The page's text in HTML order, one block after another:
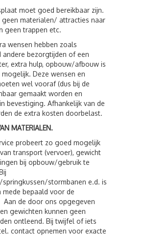
moet goed bereikbaar zijn.
geen materialen/ attracties naar
geen trappen etc.
wensen hebben zoals
andere bezorgtijden of een
extra hulp, opbouw/afbouw is
Deze wensen en
wel vooraf (dus bij de
gemaakt worden en
bevestiging. Afhankelijk van de
de extra kosten doorbelast.
MATERIALEN.
probeert zo goed mogelijk
transport (vervoer), gewicht
bij opbouw/gebruik te
stormbanen e.d. is
bepaald voor de
Aan de door ons opgegeven
gewichten kunnen geen
ontleend. Bij twijfel of iets
contact opnemen voor exacte